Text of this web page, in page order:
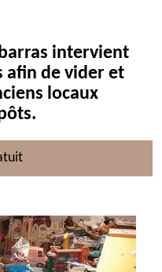
intervient
afin de vider et
locaux